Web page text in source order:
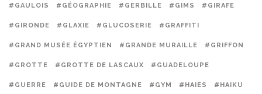
#GAULOIS #GÉOGRAPHIE #GERBILLE #GIMS #GIRAFE
#GIRONDE #GLAXIE #GLUCOSERIE #GRAFFITI
#GRAND MUSÉE ÉGYPTIEN #GRANDE MURAILLE #GRIFFON
#GROTTE #GROTTE DE LASCAUX #GUADELOUPE
#GUERRE #GUIDE DE MONTAGNE #GYM #HAIES #HAIKU